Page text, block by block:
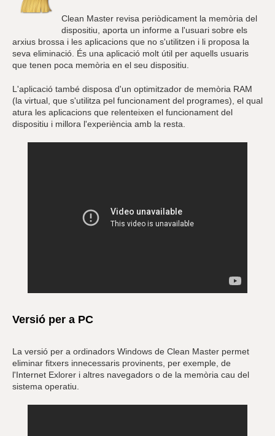
Clean Master revisa periòdicament la memòria del
dispositiu, aporta un informe a l'usuari sobre els
arxius brossa i les aplicacions que no s'utilitzen i li proposa la
seva eliminació. És una aplicació molt útil per aquells usuaris
que tenen poca memòria en el seu dispositiu.
L'aplicació també disposa d'un optimitzador de memòria RAM
(la virtual, que s'utilitza pel funcionament del programes), el qual
atura les aplicacions que relenteixen el funcionament del
dispositiu i millora l'experiència amb la resta.
Versió per a PC
La versió per a ordinadors Windows de Clean Master permet
eliminar fitxers innecessaris provinents, per exemple, de
l'Internet Exlorer i altres navegadors o de la memòria cau del
sistema operatiu.